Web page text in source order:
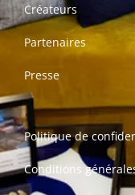
Créateurs
Partenaires
Presse
Politique de
Conditions